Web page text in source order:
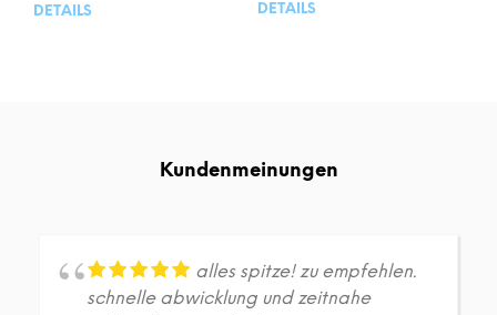
DETAILS DETAILS
Kundenmeinungen
alles spitze! zu empfehlen.
schnelle abwicklung und zeitnahe